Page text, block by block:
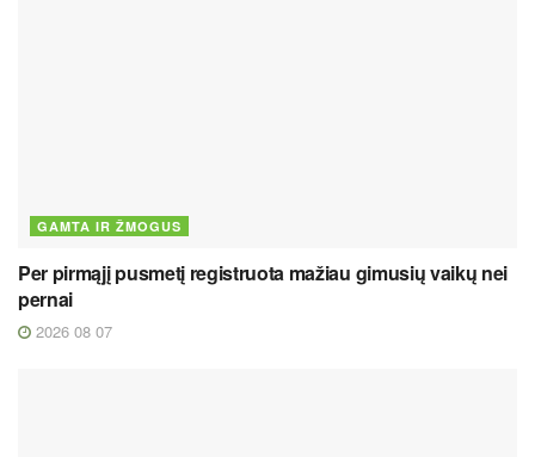
GAMTA IR ŽMOGUS
Per pirmąjį pusmetį registruota mažiau gimusių vaikų nei
pernai
2026 08 07